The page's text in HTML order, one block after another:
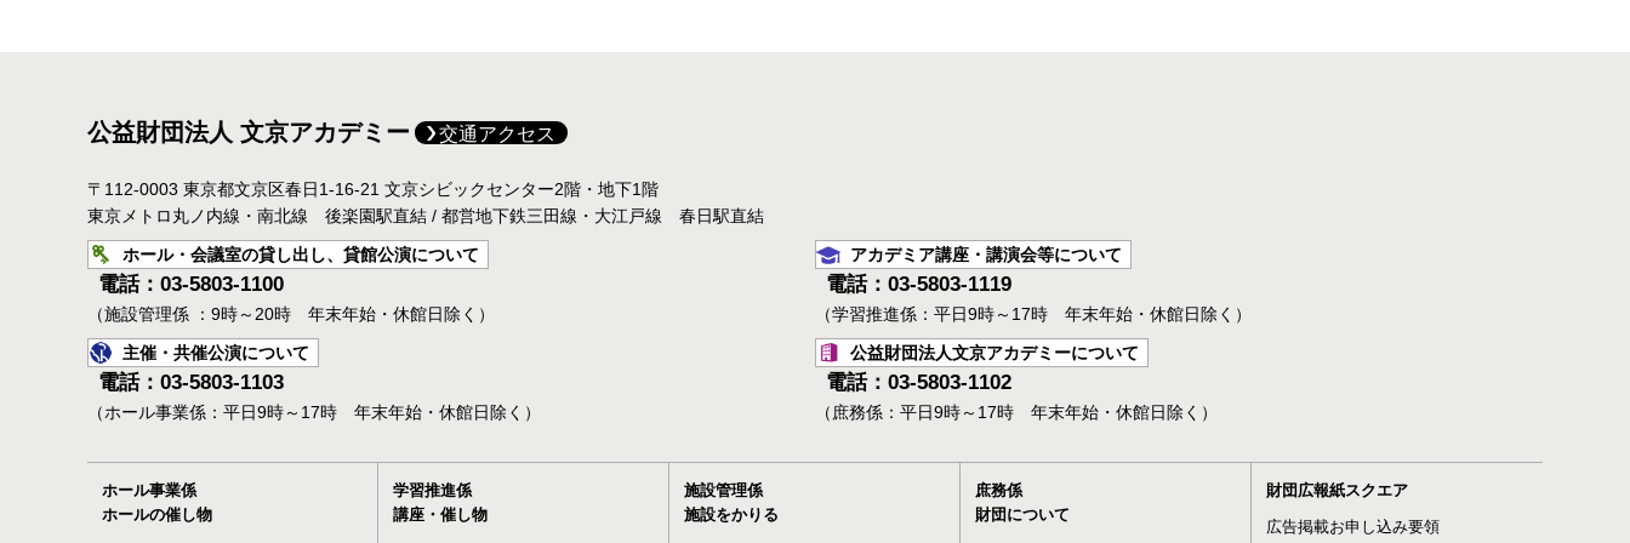
公益財団法人 文京アカデミー 交通アクセス
〒112-0003 東京都文京区春日1-16-21 文京シビックセンター2階・地下1階
東京メトロ丸ノ内線・南北線 後楽園駅直結 / 都営地下鉄三田線・大江戸線 春日駅直結
ホール・会議室の貸し出し、貸館公演について
電話：03-5803-1100
（施設管理係 ：9時～20時 年末年始・休館日除く）
主催・共催公演について
電話：03-5803-1103
（ホール事業係：平日9時～17時 年末年始・休館日除く）
アカデミア講座・講演会等について
電話：03-5803-1119
（学習推進係：平日9時～17時 年末年始・休館日除く）
公益財団法人文京アカデミーについて
電話：03-5803-1102
（庶務係：平日9時～17時 年末年始・休館日除く）
ホール事業係
ホールの催し物
学習推進係
講座・催し物
施設管理係
施設をかりる
庶務係
財団について
財団広報紙スクエア
広告掲載お申し込み要領